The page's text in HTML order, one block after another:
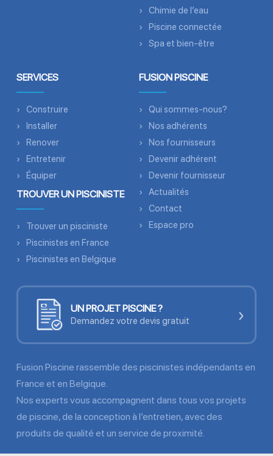
Chimie de l’eau
Piscine connectée
Spa et bien-être
SERVICES
Construire
Installer
Renover
Entretenir
Équiper
TROUVER UN PISCINISTE
Trouver un pisciniste
Piscinistes en France
Piscinistes en Belgique
FUSION PISCINE
Qui sommes-nous?
Nos adhérents
Nos fournisseurs
Devenir adhérent
Devenir fournisseur
Actualités
Contact
Espace pro
UN PROJET PISCINE ?
Demandez votre devis gratuit ›
Fusion Piscine rassemble des piscinistes indépendants en
France et en Belgique.
Nos experts vous accompagnent dans tous vos projets
de piscine, de la conception à l’entretien, avec des
produits de qualité et un service de proximité.